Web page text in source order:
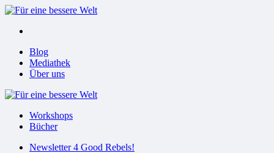
Menu
Menu
Blog
Mediathek
Über uns
Für
Workshops
Bücher
SuchenNewsletter 4 Good Rebels!